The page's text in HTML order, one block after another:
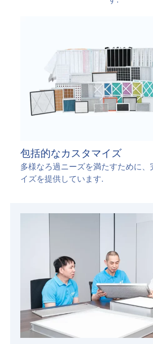
包括的なカスタマイズ
多様なろ過ニーズを満たすために、
イズを提供しています.